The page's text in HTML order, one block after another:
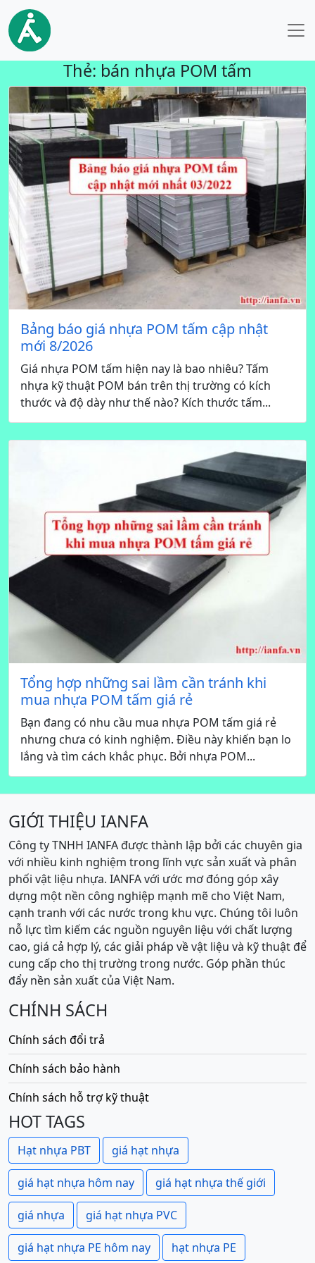
Thẻ: bán nhựa POM tấm
Bảng báo giá nhựa POM tấm cập nhật
mới 8/2026
Giá nhựa POM tấm hiện nay là bao nhiêu? Tấm
nhựa kỹ thuật POM bán trên thị trường có kích
thước và độ dày như thế nào? Kích thước tấm...
Tổng hợp những sai lầm cần tránh khi
mua nhựa POM tấm giá rẻ
Bạn đang có nhu cầu mua nhựa POM tấm giá rẻ
nhưng chưa có kinh nghiệm. Điều này khiến bạn lo
lắng và tìm cách khắc phục. Bởi nhựa POM...
GIỚI THIỆU IANFA
Công ty TNHH IANFA được thành lập bởi các chuyên gia
với nhiều kinh nghiệm trong lĩnh vực sản xuất và phân
phối vật liệu nhựa. IANFA với ước mơ đóng góp xây
dựng một nền công nghiệp mạnh mẽ cho Việt Nam,
cạnh tranh với các nước trong khu vực. Chúng tôi luôn
nỗ lực tìm kiếm các nguồn nguyên liệu với chất lượng
cao, giá cả hợp lý, các giải pháp về vật liệu và kỹ thuật để
cung cấp cho thị trường trong nước. Góp phần thúc
đẩy nền sản xuất của Việt Nam.
CHÍNH SÁCH
Chính sách đổi trả
Chính sách bảo hành
Chính sách hỗ trợ kỹ thuật
HOT TAGS
Hạt nhựa PBT giá hạt nhựa
giá hạt nhựa hôm nay giá hạt nhựa thế giới
giá nhựa giá hạt nhựa PVC
giá hạt nhựa PE hôm nay hạt nhựa PE